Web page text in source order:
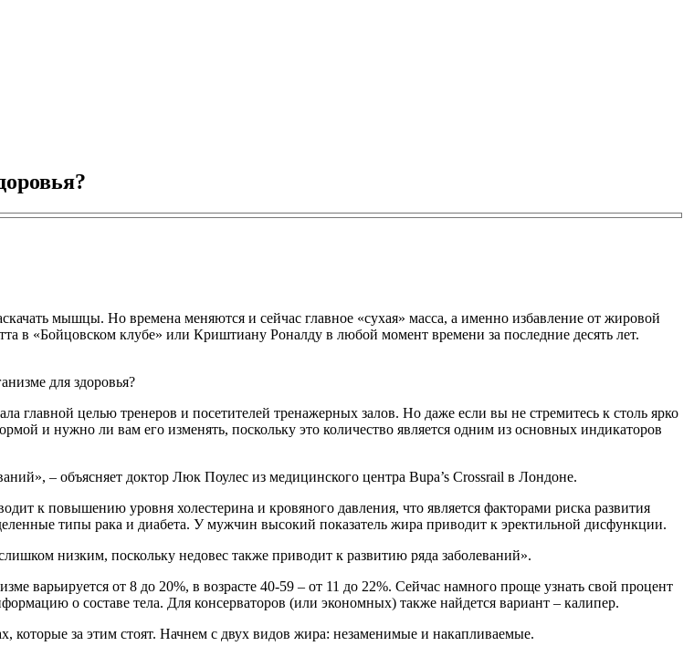
мышцы. Но времена меняются и сейчас главное «сухая» масса, а именно избавление от жировой
в «Бойцовском клубе» или Криштиану Роналду в любой момент времени за последние десять лет.
главной целью тренеров и посетителей тренажерных залов. Но даже если вы не стремитесь к столь ярко
и нужно ли вам его изменять, поскольку это количество является одним из основных индикаторов
– объясняет доктор Люк Поулес из медицинского центра Bupa’s Crossrail в Лондоне.
к повышению уровня холестерина и кровяного давления, что является факторами риска развития
типы рака и диабета. У мужчин высокий показатель жира приводит к эректильной дисфункции.
низким, поскольку недовес также приводит к развитию ряда заболеваний».
варьируется от 8 до 20%, в возрасте 40-59 – от 11 до 22%. Сейчас намного проще узнать свой процент
о составе тела. Для консерваторов (или экономных) также найдется вариант – калипер.
которые за этим стоят. Начнем с двух видов жира: незаменимые и накапливаемые.